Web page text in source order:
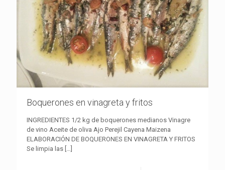
Boquerones en vinagreta y fritos
INGREDIENTES 1/2 kg de boquerones medianos Vinagre
de vino Aceite de oliva Ajo Perejil Cayena Maizena
ELABORACIÓN DE BOQUERONES EN VINAGRETA Y FRITOS
Se limpia las